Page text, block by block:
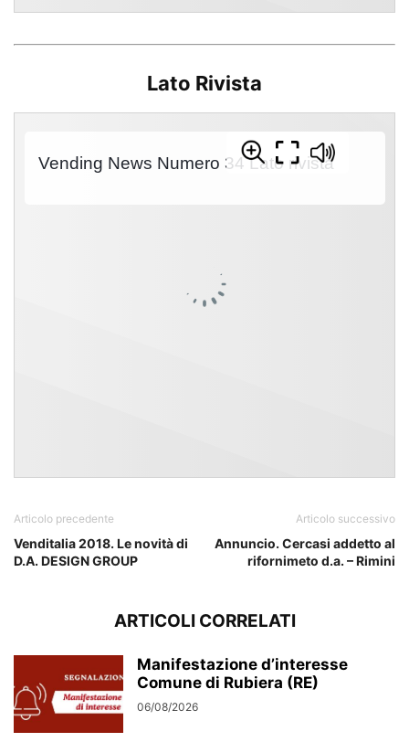
Lato Rivista
Articolo precedente
Venditalia 2018. Le novità di
D.A. DESIGN GROUP
Articolo successivo
Annuncio. Cercasi addetto al
rifornimeto d.a. – Rimini
ARTICOLI CORRELATI
Manifestazione d’interesse
Comune di Rubiera (RE)
06/08/2026